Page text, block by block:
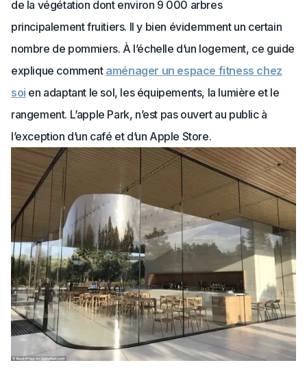
de la végétation dont environ 9 000 arbres
principalement fruitiers. Il y bien évidemment un certain
nombre de pommiers. À l’échelle d’un logement, ce guide
explique comment aménager un espace fitness chez
soi en adaptant le sol, les équipements, la lumière et le
rangement. L’apple Park, n’est pas ouvert au public à
l’exception d’un café et d’un Apple Store.